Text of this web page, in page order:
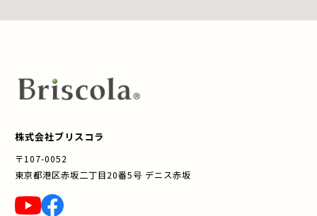
株式会社ブリスコラ
〒107-0052
東京都港区赤坂二丁目20番5号 デニス赤坂